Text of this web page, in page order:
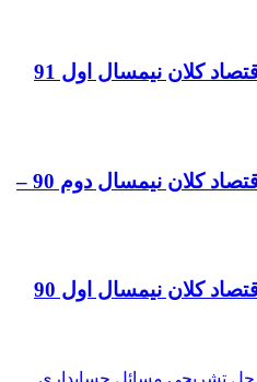
دانلود رایگان نمونه سوال اقتصاد کلان نیمسال اول 91
دانلود رایگان نمونه سوال اقتصاد کلان نیمسال دوم 90 –
دانلود رایگان نمونه سوال اقتصاد کلان نیمسال اول 90
حل تشریحی مسائل حسابداری